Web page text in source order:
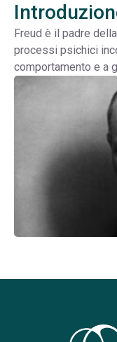
Freud è il padre
processi psichici
comportamento e a